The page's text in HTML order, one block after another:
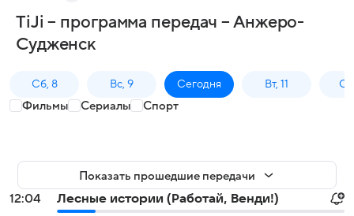
TiJi – программа передач – Анжеро-
Судженск
Сб, 8 Вс, 9 Сегодня Вт, 11
Фильмы Сериалы Спорт
Показать прошедшие передачи
12:04
Лесные истории (Работай, Венди!)